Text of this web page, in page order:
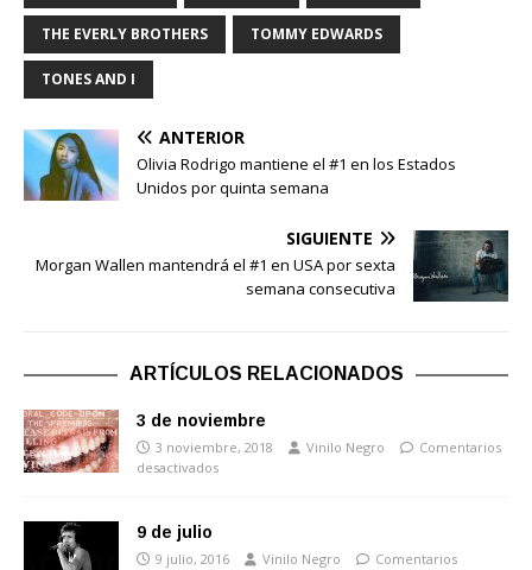
THE EVERLY BROTHERS TOMMY EDWARDS
TONES AND I
ANTERIOR
Olivia Rodrigo mantiene el #1 en los Estados
Unidos por quinta semana
SIGUIENTE
Morgan Wallen mantendrá el #1 en USA por sexta
semana consecutiva
ARTÍCULOS RELACIONADOS
3 de noviembre
3 noviembre, 2018 Vinilo Negro
Comentarios
desactivados
9 de julio
9 julio, 2016 Vinilo Negro
Comentarios